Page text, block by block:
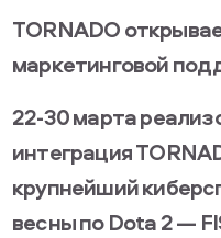
TORNADO
маркетинговой
22-30 марта
интеграция
крупнейший
весны по Dota 2 —